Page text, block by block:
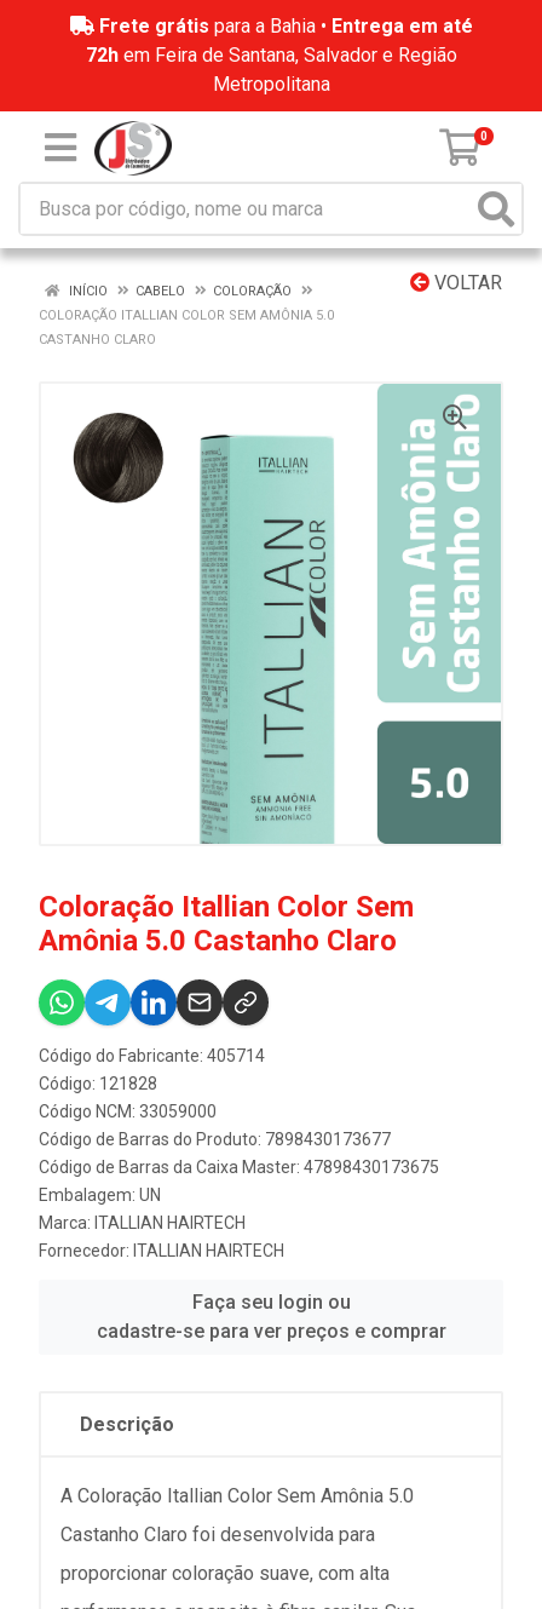
Frete grátis para a Bahia • Entrega em até
72hem Feira de Santana, Salvador e Região
Metropolitana
0
VOLTAR
INÍCIO CABELO
COLORAÇÃO
COLORAÇÃO ITALLIAN COLOR SEM AMÔNIA 5.0
CASTANHO CLARO
Coloração Itallian Color Sem
Amônia 5.0 Castanho Claro
Código do Fabricante: 405714
Código: 121828
Código NCM: 33059000
Código de Barras do Produto: 7898430173677
Código de Barras da Caixa Master: 47898430173675
Embalagem: UN
Marca: ITALLIAN HAIRTECH
Fornecedor: ITALLIAN HAIRTECH
Faça seu login ou
cadastre-se para ver preços e comprar
Descrição
A Coloração Itallian Color Sem Amônia 5.0
Castanho Claro foi desenvolvida para
proporcionar coloração suave, com alta